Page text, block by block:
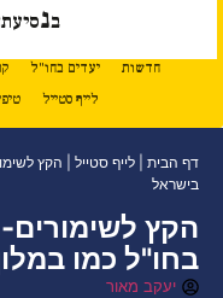
בנ
חדשות יעדים בחו"ל
לייף סטייל
דף הבית לייף סטייל
בישראל
הקץ
בחו"ל כמו במלון 5 כוכבים
יעקב מאור